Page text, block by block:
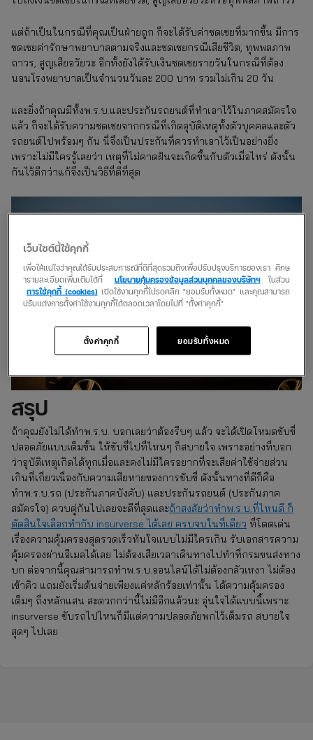
แต่ถ้าเป็นในกรณีที่คุณเป็นฝ่ายถูก ก็จะได้รับค่าชดเชยที่มากขึ้น มีการ
ชดเชยค่ารักษาพยาบาลตามจริงและชดเชยกรณีเสียชีวิต, ทุพพลภาพ
ถาวร, สูญเสียอวัยวะ อีกทั้งยังได้รับเงินชดเชยรายวันในกรณีที่ต้อง
นอนโรงพยาบาลเป็นจำนวนวันละ 200 บาท รวมไม่เกิน 20 วัน
และยิ่งถ้าคุณมีทั้งพ.ร.บ.และประกันรถยนต์ที่ทำเอาไว้ในภาคสมัครใจ
แล้ว ก็จะได้รับความชดเชยจากกรณีที่เกิดอุบัติเหตุทั้งตัวบุคคลและตัว
รถยนต์ไปพร้อมๆ กัน นี่จึงเป็นประกันที่ควรทำเอาไว้เป็นอย่างยิ่ง
เพราะไม่มีใครรู้เลยว่า เหตุที่ไม่คาดฝันจะเกิดขึ้นกับตัวเมื่อไหร่ ดังนั้น
กันไว้ดีกว่าแก้จึงเป็นวิธีที่ดีที่สุด
สรุป
ถ้าคุณยังไม่ได้ทำพ.ร.บ. บอกเลยว่าต้องรีบๆ แล้ว จะได้เปิดโหมดขับขี่
ปลอดภัยแบบเต็มขั้น ให้ขับขี่ไปที่ไหนๆ ก็สบายใจ เพราะอย่างที่บอก
ว่าอุบัติเหตุเกิดได้ทุกเมื่อและคงไม่มีใครอยากที่จะเสียค่าใช้จ่ายส่วน
เกินที่เกี่ยวเนื่องกับความเสียหายของการขับขี่ ดังนั้นทางที่ดีก็คือ
ทำพ.ร.บ.รถ (ประกันภาคบังคับ) และประกันรถยนต์ (ประกันภาค
สมัครใจ) ควบคู่กันไปเลยจะดีที่สุดและถ้าสงสัยว่าทำพ.ร.บ.ที่ไหนดี ก็
ตัดสินใจเลือกทำกับ insurverse ได้เลย ครบจบในที่เดียว ที่โดดเด่น
เรื่องความคุ้มครองสุดรวดเร็วทันใจแบบไม่มีใครเกิน รับเอกสารความ
คุ้มครองผ่านอีเมลได้เลย ไม่ต้องเสียเวลาเดินทางไปทำที่กรมขนส่งทาง
บก ต่อจากนี้คุณสามารถทำพ.ร.บ.ออนไลน์ได้ไม่ต้องกลัวเหงา ไม่ต้อง
เข้าคิว แถมยังเริ่มต้นจ่ายเพียงแค่หลักร้อยเท่านั้น ได้ความคุ้มครอง
เต็มๆ ถึงหลักแสน สะดวกกว่านี้ไม่มีอีกแล้วนะ อุ่นใจได้แบบนี้เพราะ
insurverse ขับรถไปไหนก็มีแต่ความปลอดภัยพกไว้เต็มรถ สบายใจ
สุดๆ ไปเลย
เว็บไซต์นี้ใช้คุกกี้
เพื่อให้แน่ใจว่าคุณได้รับประสบการณ์ที่ดีที่สุดรวมถึงเพื่อปรับปรุงบริการของเรา ศึกษ
ารายละเอียดเพิ่มเติมได้ที่
นโยบายคุ้มครองข้อมูลส่วนบุคคลของบริษัทฯในส่วน
การใช้คุกกี้ (cookies) เปิดใช้งานคุกกี้โปรดคลิก "ยอมรับทั้งหมด" และคุณสามารถ
ปรับแต่งการตั้งค่าใช้งานคุกกี้ได้ตลอดเวลาโดยไปที่ "ตั้งค่าคุกกี้"
ยอมรับทั้งหมด
ตั้งค่าคุกกี้